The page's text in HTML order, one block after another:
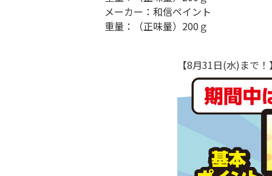
メーカー：和信ペイント
重量：（正味量）200ｇ
【8月31日(水)まで